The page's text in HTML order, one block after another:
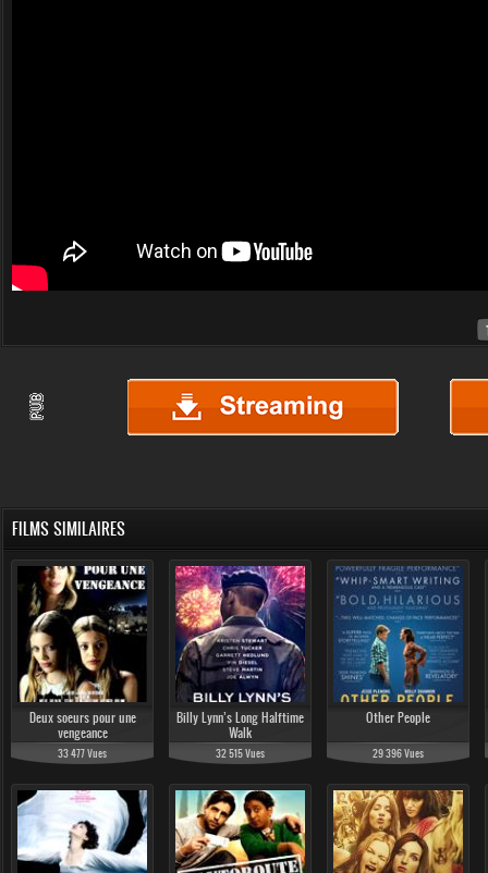
FILMS SIMILAIRES
Deux soeurs pour une
vengeance
33 477 Vues
Billy Lynn’s Long Halftime
Walk
32 515 Vues
Other People
29 396 Vues